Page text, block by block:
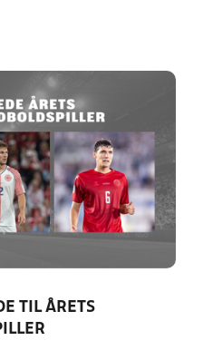
TIL ÅRETS